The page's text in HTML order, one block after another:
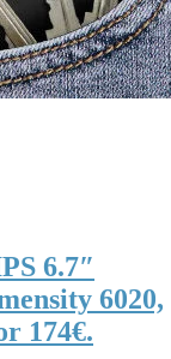
6.7″
6020,
174€.